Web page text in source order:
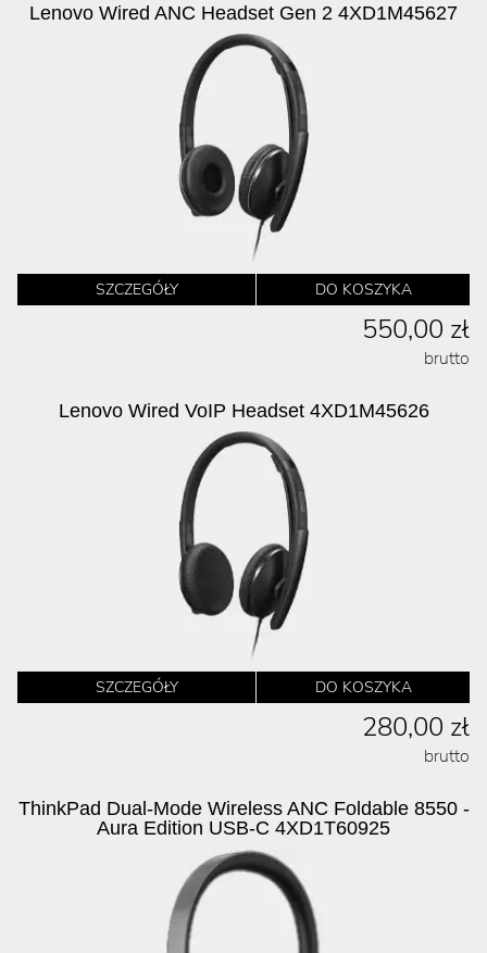
Lenovo Wired ANC Headset Gen 2 4XD1M45627
SZCZEGÓŁY DO KOSZYKA
550,00 zł
brutto
Lenovo Wired VoIP Headset 4XD1M45626
SZCZEGÓŁY DO KOSZYKA
280,00 zł
brutto
ThinkPad Dual-Mode Wireless ANC Foldable 8550 -
Aura Edition USB-C 4XD1T60925